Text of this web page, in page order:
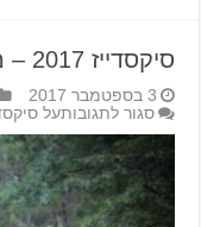
סיקסדייז 2017 – מדליית זהב ליואב שפירא
3 בספטמבר 2017
סגור לתגובותעל סיקסדייז 2017 – מדליית